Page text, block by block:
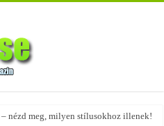
fel az 5 legjobb fazont!